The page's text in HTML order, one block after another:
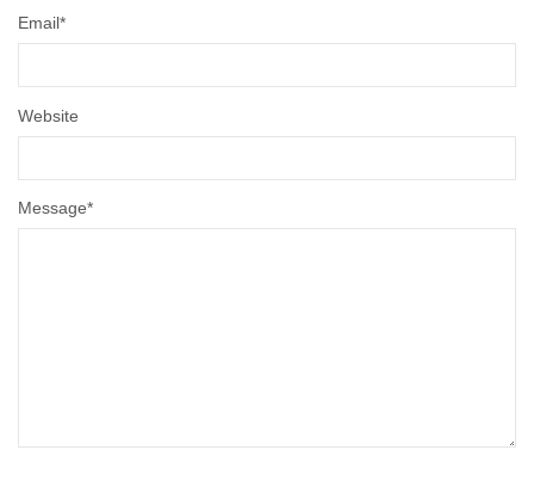
Message*
Email*
Website